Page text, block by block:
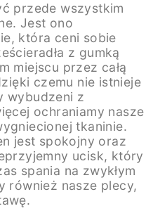
przede wszystkim
Jest ono
która ceni sobie
z gumką
miejscu przez całą
czemu nie istnieje
wybudzeni z
ochraniamy nasze
tkaninie.
jest spokojny oraz
ucisk, który
spania na zwykłym
również nasze plecy,